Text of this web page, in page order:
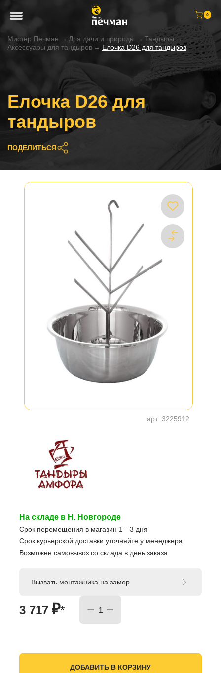
0
Мистер Печман → Для дачи и природы → Тандыры →
Аксессуары для тандыров → Елочка D26 для тандыров
Елочка D26 для
тандыров
ПОДЕЛИТЬСЯ
арт: 3225912
На складе в Н. Новгороде
Срок перемещения в магазин 1—3 дня
Срок курьерской доставки уточняйте у менеджера
Возможен самовывоз со склада в день заказа
3 717 ₽*
Вызвать монтажника на замер